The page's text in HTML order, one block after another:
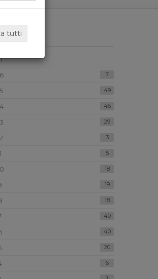
7
49
46
29
3
5
18
19
18
40
40
20
6
tutti